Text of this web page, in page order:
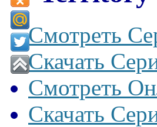
Смотреть
Скачать
Смотреть
Скачать